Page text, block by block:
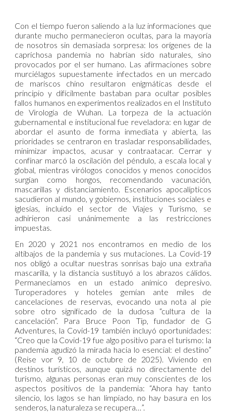
Con el tiempo fueron saliendo a la luz informaciones que
durante mucho permanecieron ocultas, para la mayoría
de nosotros sin demasiada sorpresa: los orígenes de la
caprichosa pandemia no habrían sido naturales, sino
provocados por el ser humano. Las afirmaciones sobre
murciélagos supuestamente infectados en un mercado
de mariscos chino resultaron enigmáticas desde el
principio y difícilmente bastaban para ocultar posibles
fallos humanos en experimentos realizados en el Instituto
de Virología de Wuhan. La torpeza de la actuación
gubernamental e institucional fue reveladora: en lugar de
abordar el asunto de forma inmediata y abierta, las
prioridades se centraron en trasladar responsabilidades,
minimizar impactos, acusar y contraatacar. Cerrar y
confinar marcó la oscilación del péndulo, a escala local y
global, mientras virólogos conocidos y menos conocidos
surgían como hongos, recomendando vacunación,
mascarillas y distanciamiento. Escenarios apocalípticos
sacudieron al mundo, y gobiernos, instituciones sociales e
iglesias, incluido el sector de Viajes y Turismo, se
adhirieron casi unánimemente a las restricciones
impuestas.
En 2020 y 2021 nos encontramos en medio de los
altibajos de la pandemia y sus mutaciones. La Covid-19
nos obligó a ocultar nuestras sonrisas bajo una extraña
mascarilla, y la distancia sustituyó a los abrazos cálidos.
Permanecíamos en un estado anímico depresivo.
Turoperadores y hoteles gemían ante miles de
cancelaciones de reservas, evocando una nota al pie
sobre otro significado de la dudosa “cultura de la
cancelación”. Para Bruce Poon Tip, fundador de G
Adventures, la Covid-19 también incluyó oportunidades:
“Creo que la Covid-19 fue algo positivo para el turismo: la
pandemia agudizó la mirada hacia lo esencial: el destino”
(Reise vor 9, 10 de octubre de 2025). Viviendo en
destinos turísticos, aunque quizá no directamente del
turismo, algunas personas eran muy conscientes de los
aspectos positivos de la pandemia: “Ahora hay tanto
silencio, los lagos se han limpiado, no hay basura en los
senderos, la naturaleza se recupera…”.